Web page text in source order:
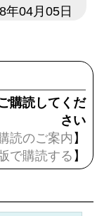
年04月05日
購読してくだ
さい
読のご案内 】
で購読する 】